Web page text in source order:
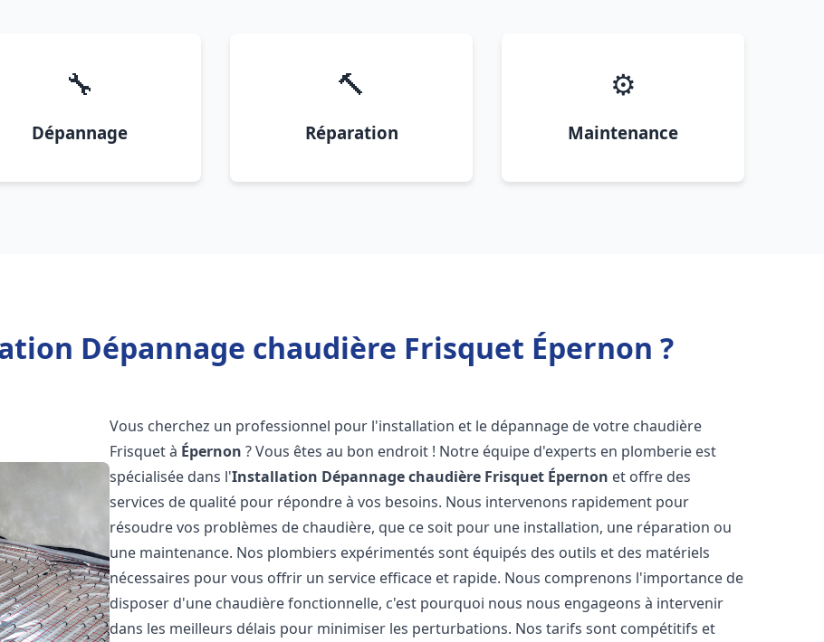
🔧
Dépannage
🔨
Réparation
⚙️
Maintenance
Dépannage chaudière Frisquet Épernon ?
Vous cherchez un professionnel pour l'installation et le dépannage de votre chaudière
Frisquet à Épernon ? Vous êtes au bon endroit ! Notre équipe d'experts en plomberie est
spécialisée dans l'Installation Dépannage chaudière Frisquet Épernon et offre des
services de qualité pour répondre à vos besoins. Nous intervenons rapidement pour
résoudre vos problèmes de chaudière, que ce soit pour une installation, une réparation ou
une maintenance. Nos plombiers expérimentés sont équipés des outils et des matériels
nécessaires pour vous offrir un service efficace et rapide. Nous comprenons l'importance de
disposer d'une chaudière fonctionnelle, c'est pourquoi nous nous engageons à intervenir
dans les meilleurs délais pour minimiser les perturbations. Nos tarifs sont compétitifs et